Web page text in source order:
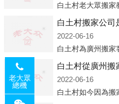
白土村搬家公司
2022-06-16
2022-06-16
老大眾
總機